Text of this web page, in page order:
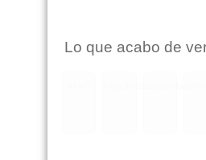
Lo que acabo de